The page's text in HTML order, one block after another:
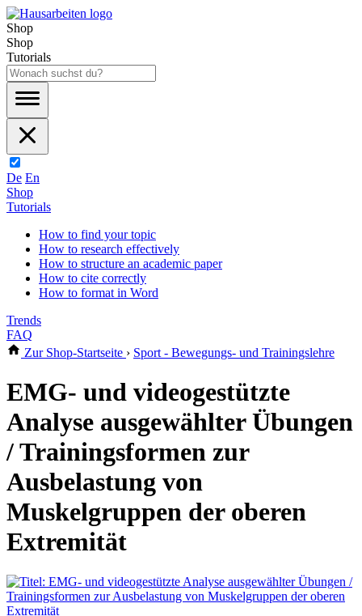
Shop
Shop
Tutorials
De En
Shop
Tutorials
How to find your topic
How to research effectively
How to structure an academic paper
How to cite correctly
How to format in Word
Trends
FAQ
Zur Shop-Startseite › Sport - Bewegungs- und Trainingslehre
EMG- und videogestützte
Analyse ausgewählter Übungen
/ Trainingsformen zur
Ausbelastung von
Muskelgruppen der oberen
Extremität